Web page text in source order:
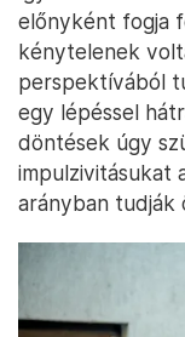
előnyként fogja
kénytelenek
perspektívából
egy lépéssel
döntések úgy
impulzivitásukat
arányban tudják